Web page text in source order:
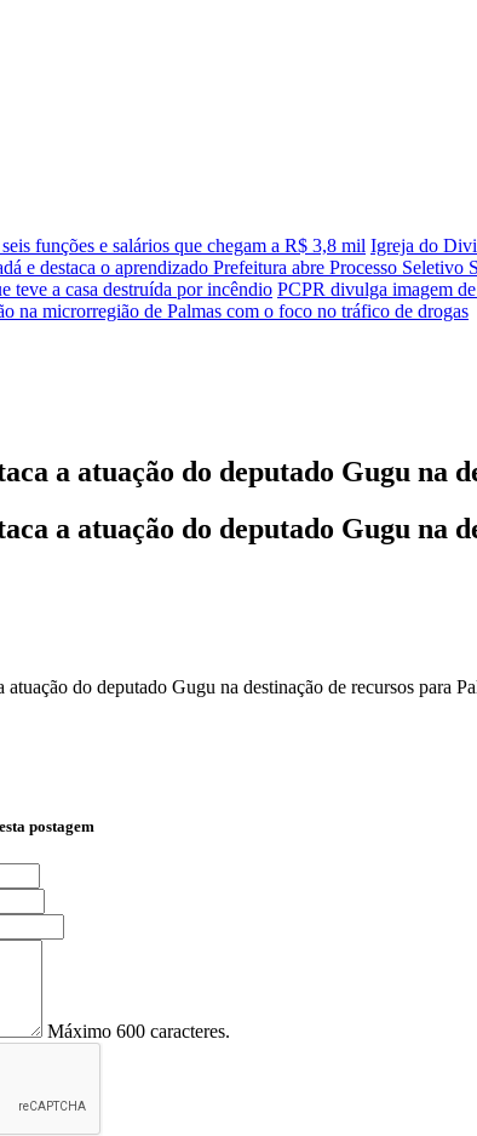
funções e salários que chegam a R$ 3,8 mil Igreja do
e destaca o aprendizado Prefeitura abre Processo Seletivo
teve a casa destruída por incêndio PCPR divulga imagem
na microrregião de Palmas com o foco no tráfico de drogas
a atuação do deputado Gugu na
a atuação do deputado Gugu na
postagem
Máximo 600 caracteres.